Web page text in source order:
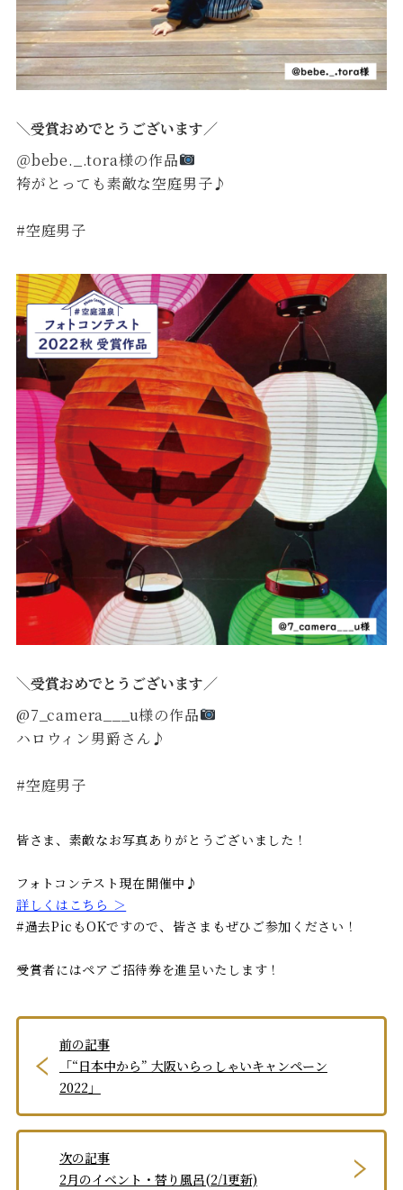
＼受賞おめでとうございます／
＠bebe._.tora様の作品
袴がとっても素敵な空庭男子♪
#空庭男子
＼受賞おめでとうございます／
@7_camera___u様の作品
ハロウィン男爵さん♪
#空庭男子
皆さま、素敵なお写真ありがとうございました！
フォトコンテスト現在開催中♪
詳しくはこちら ＞
#過去PicもOKですので、皆さまもぜひご参加ください！
受賞者にはペアご招待券を進呈いたします！
前の記事
「“日本中から” 大阪いらっしゃいキャンペーン
2022」
次の記事
2月のイベント・替り風呂(2/1更新)